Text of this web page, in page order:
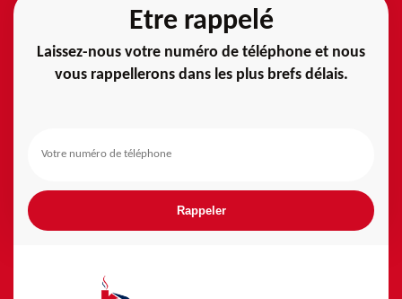
Etre rappelé
Laissez-nous votre numéro de téléphone et nous
vous rappellerons dans les plus brefs délais.